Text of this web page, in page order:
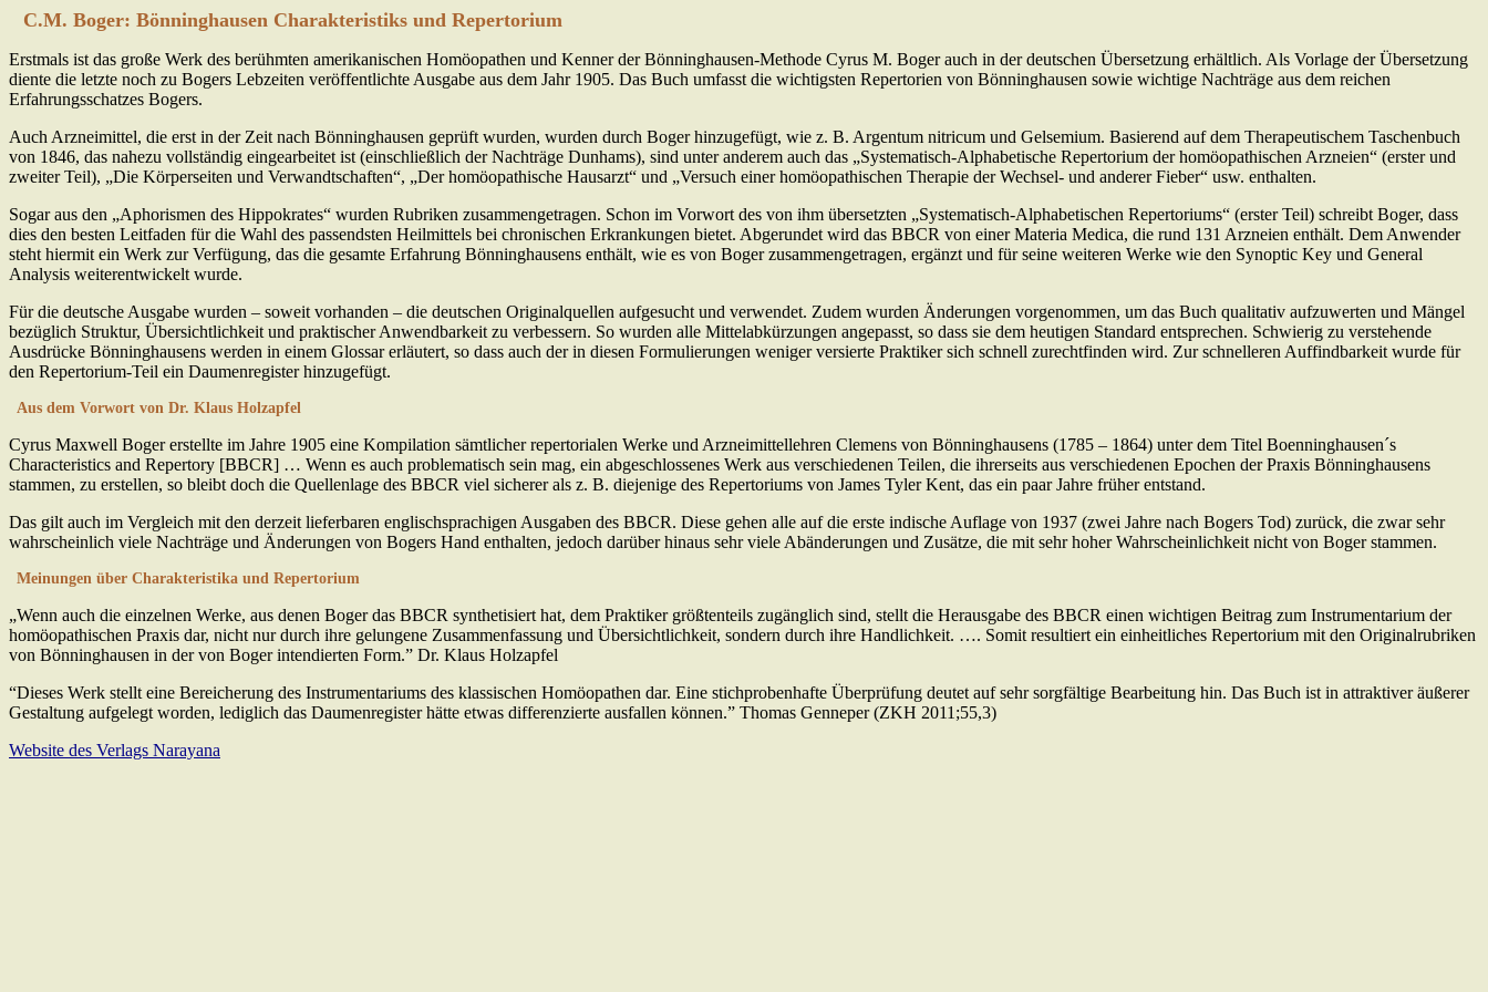
C.M. Boger: Bönninghausen Charakteristiks und Repertorium
Erstmals ist das große Werk des berühmten amerikanischen Homöopathen und Kenner der Bönninghausen-Methode Cyrus M. Boger auch in der deutschen Übersetzung erhältlich. Als Vorlage der Übersetzung
diente die letzte noch zu Bogers Lebzeiten veröffentlichte Ausgabe aus dem Jahr 1905. Das Buch umfasst die wichtigsten Repertorien von Bönninghausen sowie wichtige Nachträge aus dem reichen
Erfahrungsschatzes Bogers.
Auch Arzneimittel, die erst in der Zeit nach Bönninghausen geprüft wurden, wurden durch Boger hinzugefügt, wie z. B. Argentum nitricum und Gelsemium. Basierend auf dem Therapeutischem Taschenbuch
von 1846, das nahezu vollständig eingearbeitet ist (einschließlich der Nachträge Dunhams), sind unter anderem auch das „Systematisch-Alphabetische Repertorium der homöopathischen Arzneien“ (erster und
zweiter Teil), „Die Körperseiten und Verwandtschaften“, „Der homöopathische Hausarzt“ und „Versuch einer homöopathischen Therapie der Wechsel- und anderer Fieber“ usw. enthalten.
Sogar aus den „Aphorismen des Hippokrates“ wurden Rubriken zusammengetragen. Schon im Vorwort des von ihm übersetzten „Systematisch-Alphabetischen Repertoriums“ (erster Teil) schreibt Boger, dass
dies den besten Leitfaden für die Wahl des passendsten Heilmittels bei chronischen Erkrankungen bietet. Abgerundet wird das BBCR von einer Materia Medica, die rund 131 Arzneien enthält. Dem Anwender
steht hiermit ein Werk zur Verfügung, das die gesamte Erfahrung Bönninghausens enthält, wie es von Boger zusammengetragen, ergänzt und für seine weiteren Werke wie den Synoptic Key und General
Analysis weiterentwickelt wurde.
Für die deutsche Ausgabe wurden – soweit vorhanden – die deutschen Originalquellen aufgesucht und verwendet. Zudem wurden Änderungen vorgenommen, um das Buch qualitativ aufzuwerten und Mängel
bezüglich Struktur, Übersichtlichkeit und praktischer Anwendbarkeit zu verbessern. So wurden alle Mittelabkürzungen angepasst, so dass sie dem heutigen Standard entsprechen. Schwierig zu verstehende
Ausdrücke Bönninghausens werden in einem Glossar erläutert, so dass auch der in diesen Formulierungen weniger versierte Praktiker sich schnell zurechtfinden wird. Zur schnelleren Auffindbarkeit wurde für
den Repertorium-Teil ein Daumenregister hinzugefügt.
Aus dem Vorwort von Dr. Klaus Holzapfel
Cyrus Maxwell Boger erstellte im Jahre 1905 eine Kompilation sämtlicher repertorialen Werke und Arzneimittellehren Clemens von Bönninghausens (1785 – 1864) unter dem Titel Boenninghausen´s
Characteristics and Repertory [BBCR] … Wenn es auch problematisch sein mag, ein abgeschlossenes Werk aus verschiedenen Teilen, die ihrerseits aus verschiedenen Epochen der Praxis Bönninghausens
stammen, zu erstellen, so bleibt doch die Quellenlage des BBCR viel sicherer als z. B. diejenige des Repertoriums von James Tyler Kent, das ein paar Jahre früher entstand.
Das gilt auch im Vergleich mit den derzeit lieferbaren englischsprachigen Ausgaben des BBCR. Diese gehen alle auf die erste indische Auflage von 1937 (zwei Jahre nach Bogers Tod) zurück, die zwar sehr
wahrscheinlich viele Nachträge und Änderungen von Bogers Hand enthalten, jedoch darüber hinaus sehr viele Abänderungen und Zusätze, die mit sehr hoher Wahrscheinlichkeit nicht von Boger stammen.
Meinungen über Charakteristika und Repertorium
„Wenn auch die einzelnen Werke, aus denen Boger das BBCR synthetisiert hat, dem Praktiker größtenteils zugänglich sind, stellt die Herausgabe des BBCR einen wichtigen Beitrag zum Instrumentarium der
homöopathischen Praxis dar, nicht nur durch ihre gelungene Zusammenfassung und Übersichtlichkeit, sondern durch ihre Handlichkeit. …. Somit resultiert ein einheitliches Repertorium mit den Originalrubriken
von Bönninghausen in der von Boger intendierten Form.” Dr. Klaus Holzapfel
“Dieses Werk stellt eine Bereicherung des Instrumentariums des klassischen Homöopathen dar. Eine stichprobenhafte Überprüfung deutet auf sehr sorgfältige Bearbeitung hin. Das Buch ist in attraktiver äußerer
Gestaltung aufgelegt worden, lediglich das Daumenregister hätte etwas differenzierte ausfallen können.” Thomas Genneper (ZKH 2011;55,3)
Website des Verlags Narayana